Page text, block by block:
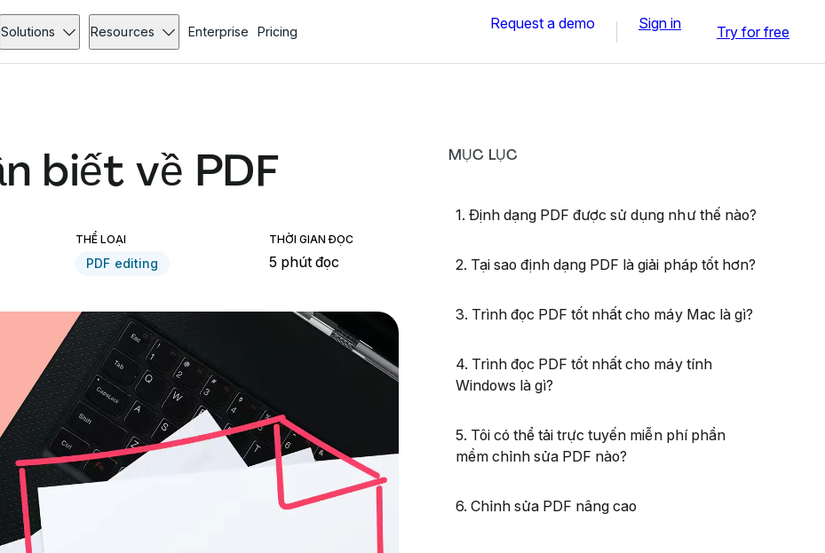
Solutions Resources Enterprise Pricing Request a demo Sign in Try for free
biết về PDF
THỂ LOẠI
PDF editing
THỜI GIAN ĐỌC
5 phút đọc
MỤC LỤC
1. Định dạng PDF được sử dụng như thế nào?
2. Tại sao định dạng PDF là giải pháp tốt hơn?
3. Trình đọc PDF tốt nhất cho máy Mac là gì?
4. Trình đọc PDF tốt nhất cho máy tính
Windows là gì?
5. Tôi có thể tải trực tuyến miễn phí phần
mềm chỉnh sửa PDF nào?
6. Chỉnh sửa PDF nâng cao